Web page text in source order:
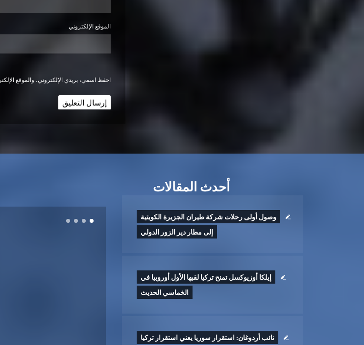
الموقع الإلكتروني
احفظ اسمي، بريدي الإلكتروني، والموقع
أحدث المقالات
وصول أولى رحلات شركة طيران الجزيرة الكويتية
إلى مطار دير الزور الدولي
إيلكا أوزيوكسل تمنح تركيا لقبها الأول أوروبيا في
الخماسي الحديث
نائب أردوغان: استقرار سوريا يعني استقرار تركيا